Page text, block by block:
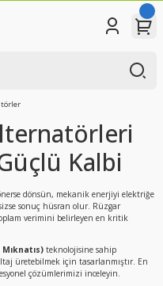
Kalbi
dönsün, mekanik enerjiyi elektriğe
sonuç hüsran olur. Rüzgar
verimini belirleyen en kritik
teknolojisine sahip
üretebilmek için tasarlanmıştır. En
çözümlerimizi inceleyin.